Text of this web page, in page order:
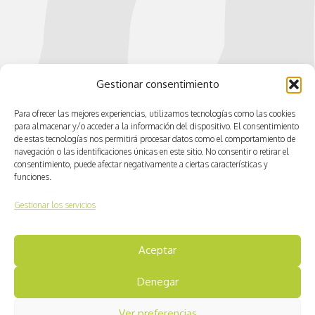
Gestionar consentimiento
Para ofrecer las mejores experiencias, utilizamos tecnologías como las cookies
para almacenar y/o acceder a la información del dispositivo. El consentimiento
de estas tecnologías nos permitirá procesar datos como el comportamiento de
navegación o las identificaciones únicas en este sitio. No consentir o retirar el
consentimiento, puede afectar negativamente a ciertas características y
funciones.
Gestionar los servicios
Aceptar
Denegar
Aviso legal